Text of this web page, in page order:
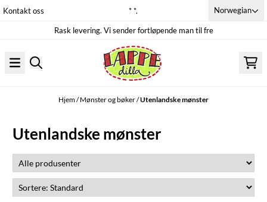
Hopp til innhold
Kontakt oss * *. Norwegian
Rask levering. Vi sender fortløpende man til fre
Hjem/Mønster og bøker/Utenlandske mønster
Utenlandske mønster